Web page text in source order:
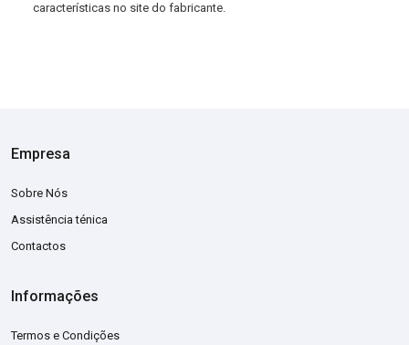
características no site do fabricante.
Empresa
Sobre Nós
Assistência ténica
Contactos
Informações
Termos e Condições